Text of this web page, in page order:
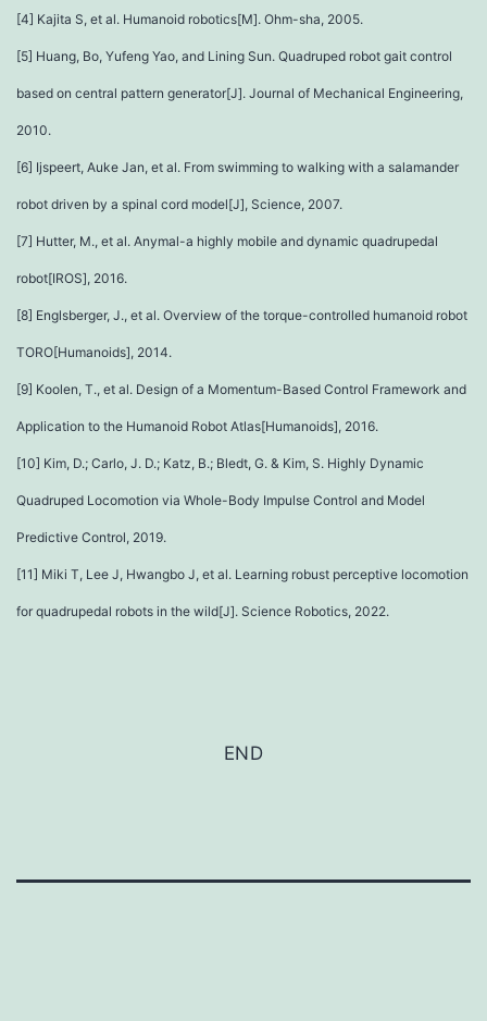
[4] Kajita S, et al. Humanoid robotics[M]. Ohm-sha, 2005.
[5] Huang, Bo, Yufeng Yao, and Lining Sun. Quadruped robot gait control
based on central pattern generator[J]. Journal of Mechanical Engineering,
2010.
[6] Ijspeert, Auke Jan, et al. From swimming to walking with a salamander
robot driven by a spinal cord model[J], Science, 2007.
[7] Hutter, M., et al. Anymal-a highly mobile and dynamic quadrupedal
robot[IROS], 2016.
[8] Englsberger, J., et al. Overview of the torque-controlled humanoid robot
TORO[Humanoids], 2014.
[9] Koolen, T., et al. Design of a Momentum-Based Control Framework and
Application to the Humanoid Robot Atlas[Humanoids], 2016.
[10] Kim, D.; Carlo, J. D.; Katz, B.; Bledt, G. & Kim, S. Highly Dynamic
Quadruped Locomotion via Whole-Body Impulse Control and Model
Predictive Control, 2019.
[11] Miki T, Lee J, Hwangbo J, et al. Learning robust perceptive locomotion
for quadrupedal robots in the wild[J]. Science Robotics, 2022.
END